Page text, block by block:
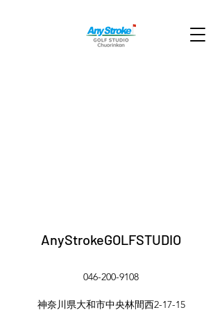
AnyStrokeGOLFSTUDIO
046-200-9108
神奈川県大和市中央林間西2-17-15